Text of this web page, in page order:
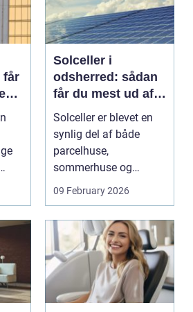
Solceller i
odsherred: sådan
får du mest ud af
solen
Solceller er blevet en
synlig del af både
parcelhuse,
sommerhuse og
mindre erhverv i
Odsherred. Mang...
09 February 2026